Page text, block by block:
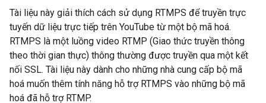
Tài liệu này giải thích cách sử dụng RTMPS để truyền trực
tuyến dữ liệu trực tiếp trên YouTube từ một bộ mã hoá.
RTMPS là một luồng video RTMP (Giao thức truyền thông
theo thời gian thực) thông thường được truyền qua một kết
nối SSL. Tài liệu này dành cho những nhà cung cấp bộ mã
hoá muốn thêm tính năng hỗ trợ RTMPS vào những bộ mã
hoá đã hỗ trợ RTMP.